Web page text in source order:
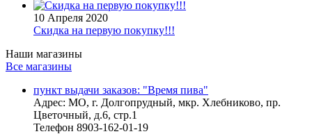
10 Апреля 2020
Скидка на первую покупку!!!
Наши магазины
Все магазины
пункт выдачи заказов: "Время пива"
Адрес: МО, г. Долгопрудный, мкр. Хлебниково, пр.
Цветочный, д.6, стр.1
Телефон 8903-162-01-19